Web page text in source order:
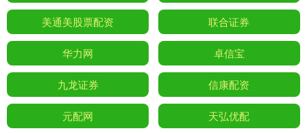
美通美股票配资 联合证券
华力网 卓信宝
九龙证券 信康配资
元配网 天弘优配